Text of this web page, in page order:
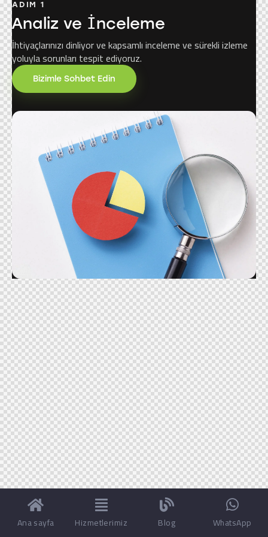
ADIM 1
Analiz ve İnceleme
İhtiyaçlarınızı dinliyor ve kapsamlı inceleme ve sürekli izleme
yoluyla sorunları tespit ediyoruz.
Bizimle Sohbet Edin
Ana sayfa Hizmetlerimiz Blog WhatsApp